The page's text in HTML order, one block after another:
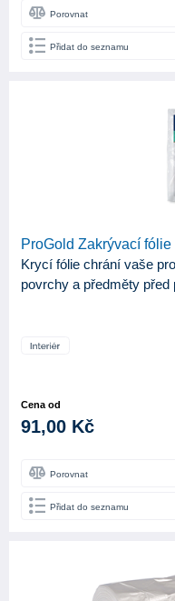
Porovnat
Přidat do seznamu
ProGold Zakrývací fólie
Krycí fólie chrání vaše
povrchy a předměty před
Cena od
91,00 Kč
Porovnat
Přidat do seznamu